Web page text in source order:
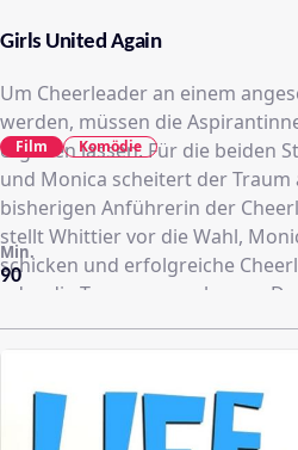
Girls United Again
Um Cheerleader an einem
werden, müssen die
ergehen lassen. Für die beiden
und Monica scheitert der Traum
bisherigen Anführerin der
stellt Whittier vor die Wahl,
schicken und erfolgreiche
oder die Truppe zu verlassen.
hinterhältige Angebot nicht
vielleicht keine schlechte Idee
Cheerleader-Gruppe zu
90
Min.
Film Komödie